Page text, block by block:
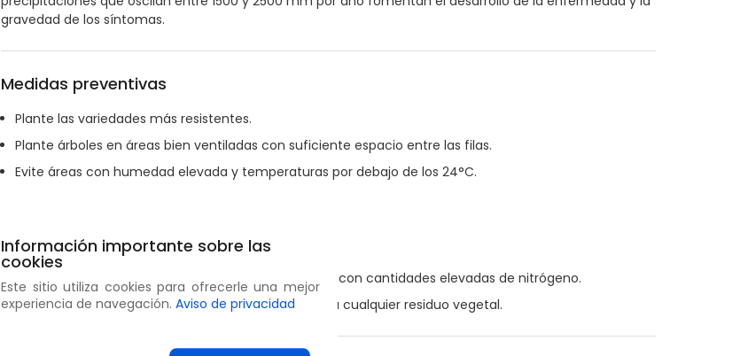
gravedad de los síntomas.
Medidas preventivas
Plante las variedades más resistentes.
Plante árboles en áreas bien ventiladas con suficiente espacio entre las filas.
Evite áreas con humedad elevada y temperaturas por debajo de los 24°C.
Riegue en la zona de las raíces.
Mantenga una nutrición equilibrada y evite fertilizar con cantidades elevadas de nitrógeno.
Elimine las partes infectadas de la planta y destruya cualquier residuo vegetal.
Información importante sobre las
cookies
Este sitio utiliza cookies para ofrecerle una mejor
experiencia de navegación. Aviso de privacidad